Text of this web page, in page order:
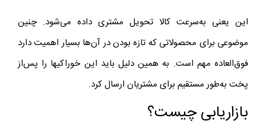
این یعنی به‌سرعت کالا تحویل مشتری داده می‌شود. چنین
موضوعی برای محصولاتی که تازه بودن در آن‌ها بسیار اهمیت دارد
فوق‌العاده مهم است. به همین دلیل باید این خوراکی‎ها را پس‌از
پخت به‌طور مستقیم برای مشتریان ارسال کرد.
بازاریابی چیست؟